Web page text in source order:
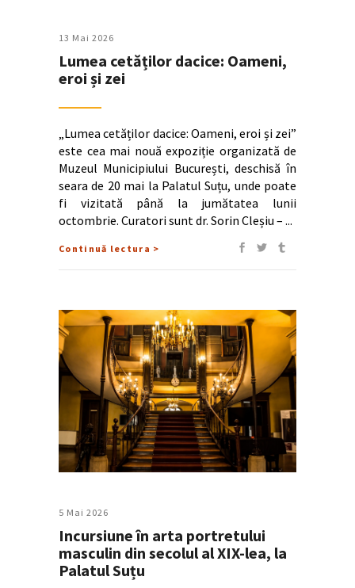
13 Mai 2026
Lumea cetăților dacice: Oameni,
eroi și zei
„Lumea cetăților dacice: Oameni, eroi și zei”
este cea mai nouă expoziție organizată de
Muzeul Municipiului București, deschisă în
seara de 20 mai la Palatul Suțu, unde poate
fi vizitată până la jumătatea lunii
octombrie. Curatori sunt dr. Sorin Cleșiu –
Continuă lectura >
5 Mai 2026
Incursiune în arta portretului
masculin din secolul al XIX-lea, la
Palatul Suțu